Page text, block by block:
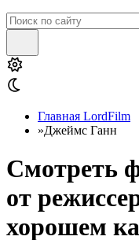
Главная LordFilm
»Джеймс Ганн
Смотреть
от
хорошем